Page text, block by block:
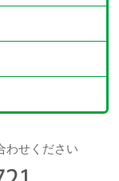
わせください